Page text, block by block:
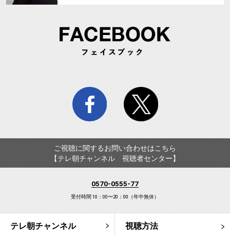
facebook twitter
ご視聴に関するお問い合わせはこちら
【テレ朝チャンネル 視聴者センター】
0570-0555-77
受付時間 10：00〜20：00（年中無休）
テレ朝チャンネル 視聴方法